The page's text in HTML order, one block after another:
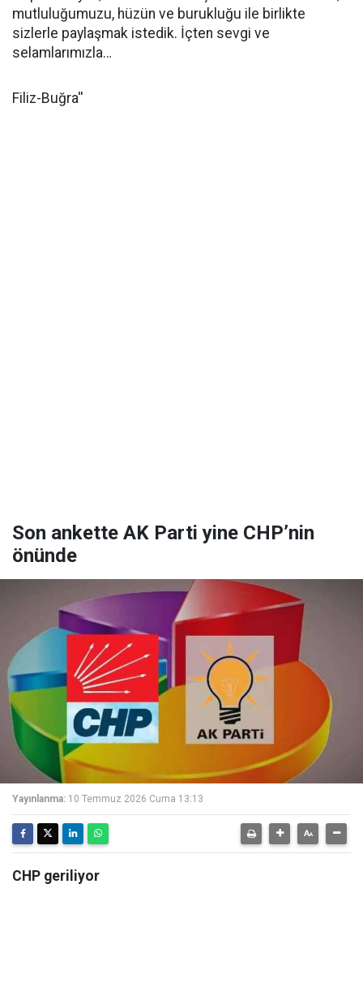
mutluluğumuzu, hüzün ve burukluğu ile birlikte
sizlerle paylaşmak istedik. İçten sevgi ve
selamlarımızla…
Filiz-Buğra''
Son ankette AK Parti yine CHP’nin
önünde
Yayınlanma: 10 Temmuz 2026 Cuma 13:13
CHP geriliyor